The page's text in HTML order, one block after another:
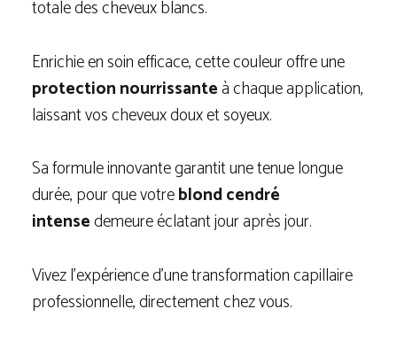
totale des cheveux blancs.
Enrichie en soin efficace, cette couleur offre une
protection nourrissanteà chaque application,
laissant vos cheveux doux et soyeux.
Sa formule innovante garantit une tenue longue
durée, pour que votreblond cendré
intensedemeure éclatant jour après jour.
Vivez l’expérience d’une transformation capillaire
professionnelle, directement chez vous.